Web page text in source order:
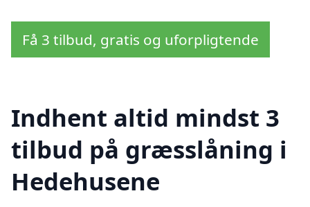
Få 3 tilbud, gratis og uforpligtende
Indhent altid mindst 3
tilbud på græsslåning i
Hedehusene